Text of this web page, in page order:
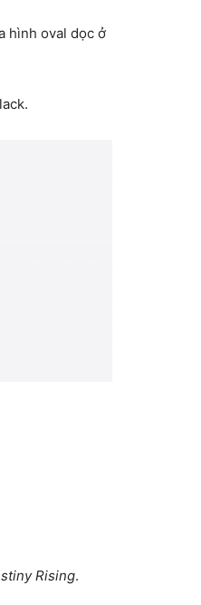
hình oval dọc ở
Rising.